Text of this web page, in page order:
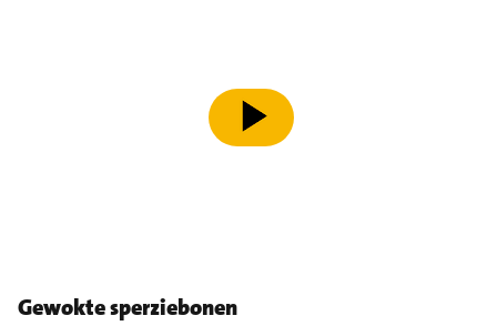
speel video af
Gewokte sperziebonen